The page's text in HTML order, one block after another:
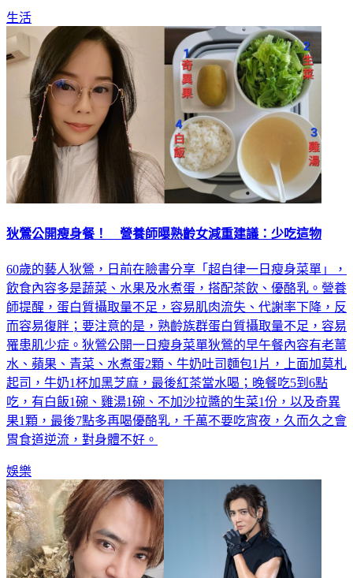
生活
狄鶯公開瘦身餐！ 營養師曝熟齡女減重建議：少吃這物
60歲的藝人狄鶯，日前在臉書分享「超自律一日瘦身菜單」，
飲食內容多是蔬菜、水果及水煮蛋，搭配茶飲、優酪乳。營養
師提醒，蛋白質攝取量不足，容易肌肉流失、代謝率下降，反
而容易復胖；要注意的是，熟齡族群蛋白質攝取量不足，容易
罹患肌少症。狄鶯公開一日瘦身菜單狄鶯的早午餐內容有老薑
水、蘋果、青菜、水煮蛋2顆、牛奶吐司麵包1片，上面加莫札
起司，牛奶1杯加黑芝麻，最後紅茶當水喝；晚餐吃5到6點
吃，有白飯1碗、雞湯1碗、不加沙拉醬的生菜1份，以及奇異
果1顆，最後7點多再喝優酪乳，千萬不要吃宵夜，久而久之會
胃食道逆流，對身體不好。
娛樂